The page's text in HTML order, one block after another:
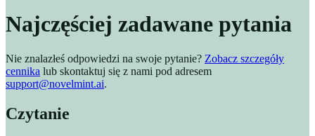
Najczęściej zadawane pytania
Nie znalazłeś odpowiedzi na swoje pytanie? Zobacz szczegóły
cennika lub skontaktuj się z nami pod adresem
support@novelmint.ai.
Czytanie